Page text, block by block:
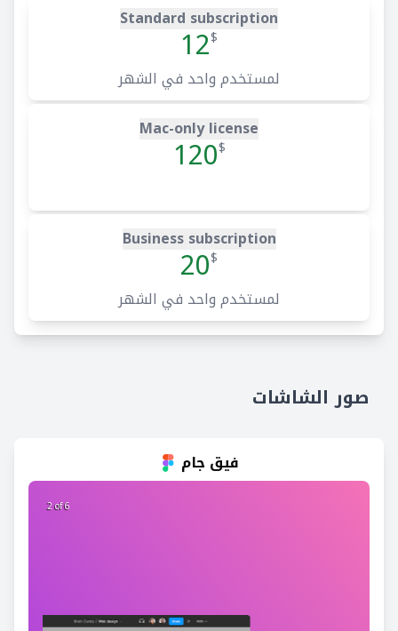
Standard subscription
$
12
لمستخدم واحد في الشهر
Mac-only license
$
120
Business subscription
$
20
لمستخدم واحد في الشهر
صور الشاشات
فيق جام
2 of 6